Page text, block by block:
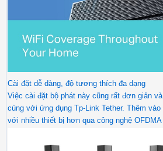
Cài đặt dễ dàng, độ tương thích đa dạng
Việc cài đặt bộ phát này cũng rất đơn giản
cùng với ứng dụng Tp-Link Tether. Thêm
với nhiều thiết bị hơn qua công nghệ OFDMA